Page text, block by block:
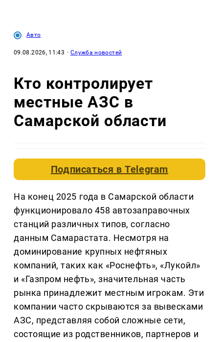
Авто
09.08.2026, 11:43 · Служба новостей
Кто контролирует
местные АЗС в
Самарской области
Подписаться вTelegram
На конец 2025 года в Самарской области
функционировало 458 автозаправочных
станций различных типов, согласно
данным Самарастата. Несмотря на
доминирование крупных нефтяных
компаний, таких как «Роснефть», «Лукойл»
и «Газпром нефть», значительная часть
рынка принадлежит местным игрокам. Эти
компании часто скрываются за вывесками
АЗС, представляя собой сложные сети,
состоящие из родственников, партнеров и